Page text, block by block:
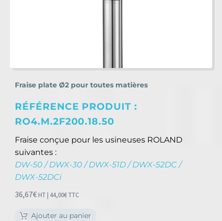
Fraise plate Ø2 pour toutes matières
RÉFÉRENCE PRODUIT :
RO4.M.2F200.18.50
Fraise conçue pour les usineuses ROLAND
suivantes :
DW-50 / DWX-30 / DWX-51D / DWX-52DC /
DWX-52DCi
36,67€ HT | 44,00€TTC
Ajouter au panier